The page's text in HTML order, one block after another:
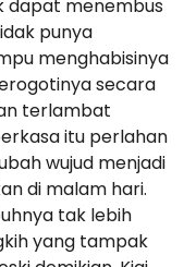
dapat menembus
punya
menghabisinya
secara
terlambat
itu perlahan
wujud menjadi
di malam hari.
tak lebih
yang tampak